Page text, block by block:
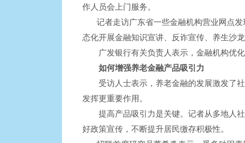
作人员会上门服务。
记者走访广东省一些金融机构营业网点发
态化开展金融知识宣讲、反诈宣传、养生沙龙
广发银行有关负责人表示，金融机构优化
如何增强养老金融产品吸引力
受访人士表示，养老金融的发展激发了社
发挥更重要作用。
提高产品吸引力是关键。记者从多地人社
好政策宣传，不断提升居民缴存积极性。